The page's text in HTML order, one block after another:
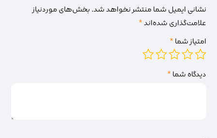
نشانی ایمیل شما منتشر نخواهد شد.بخش‌های موردنیاز
علامت‌گذاری شده‌اند*
امتیاز شما*
دیدگاه شما*